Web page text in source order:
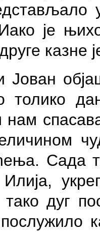
је
казне
Јован
толико
нам
Сада
дуг